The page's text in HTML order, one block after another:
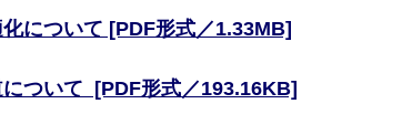
について [PDF形式／1.33MB]
ついて [PDF形式／193.16KB]